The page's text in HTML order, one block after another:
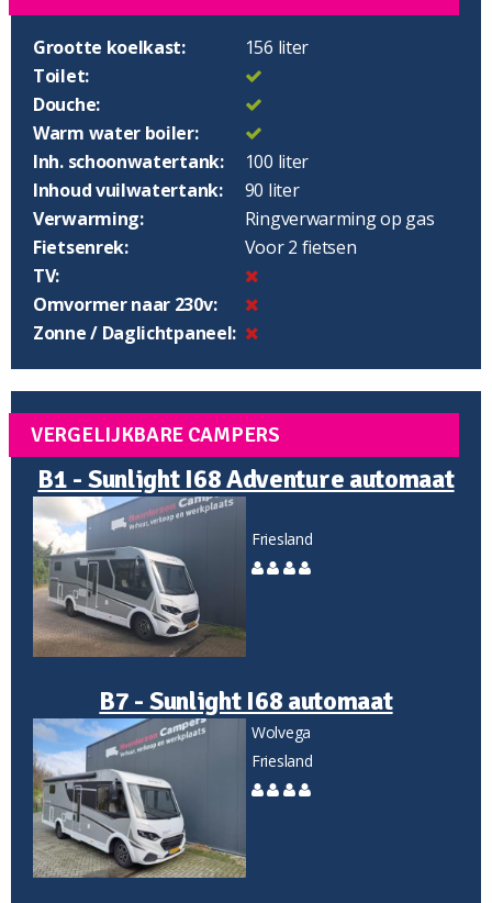
Grootte koelkast:
156 liter
Toilet:
Douche:
Warm water boiler:
Inh. schoonwatertank:
100 liter
Inhoud vuilwatertank:
90 liter
Verwarming:
Ringverwarming op gas
Fietsenrek:
Voor 2 fietsen
TV:
Omvormer naar 230v:
Zonne / Daglichtpaneel:
VERGELIJKBARE CAMPERS
B1 - Sunlight I68 Adventure automaat
Friesland
B7 - Sunlight I68 automaat
Wolvega
Friesland